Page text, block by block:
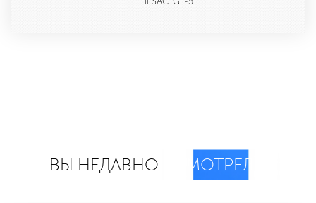
ВЫ НЕДАВНО СМОТРЕЛИ